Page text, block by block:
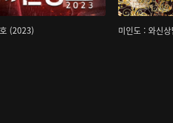
(2023) 미인도 : 와신